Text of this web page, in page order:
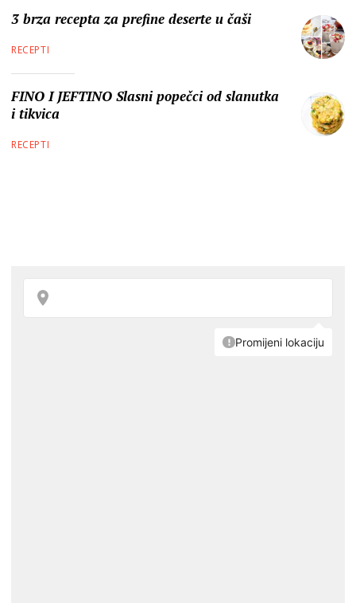
3 brza recepta za prefine deserte u čaši
RECEPTI
FINO I JEFTINO Slasni popečci od slanutka
i tikvica
RECEPTI